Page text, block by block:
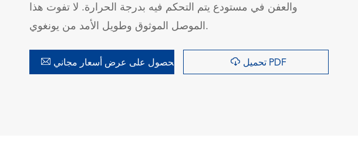
والعفن في مستودع يتم التحكم فيه بدرجة الحرارة. لا تفوت هذا
الموصل الموثوق وطويل الأمد من يونغوي.
 الحصول على عرض أسعار مجاني  تحميل PDF